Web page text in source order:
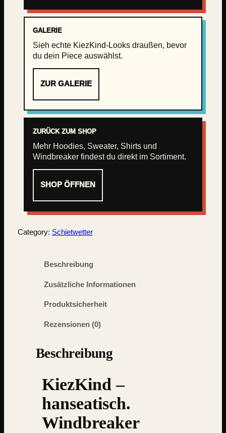
GALERIE
Sieh echte KiezKind-Looks draußen, bevor
du dein Piece auswählst.
ZUR GALERIE
ZURÜCK ZUM SHOP
Mehr Hoodies, Sweater, Shirts und
Windbreaker findest du direkt im Sortiment.
SHOP ÖFFNEN
Category: Schietwetter
Beschreibung
Zusätzliche Informationen
Produktsicherheit
Rezensionen (0)
Beschreibung
KiezKind –
hanseatisch.
Windbreaker